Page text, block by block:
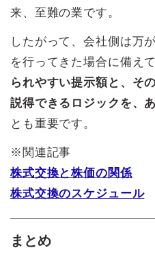
来、至難の業です。
したがって、会社側は万
を行ってきた場合に備えて
られやすい提示額と、そ
説得できるロジックを、
とも重要です。
※関連記事
株式交換と株価の関係
株式交換のスケジュール
まとめ